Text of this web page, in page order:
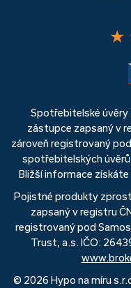
★
Spotřebitelské
zástupce zapsaný v
zároveň registrovaný
spotřebitelských
Bližší informace získáte
Pojistné produkty
zapsaný v registru
registrovaný pod
Trust, a.s. IČO:
© 2026 Hypo na míru